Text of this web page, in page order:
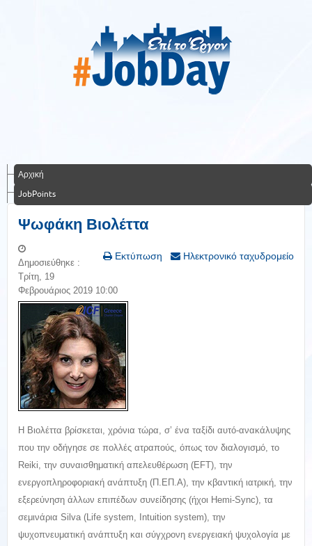
Αρχική
JobPoints
Ψωφάκη Βιολέττα
Εκτύπωση Ηλεκτρονικό ταχυδρομείο
Δημοσιεύθηκε :
Τρίτη, 19
Φεβρουάριος 2019 10:00
Η Βιολέττα βρίσκεται, χρόνια τώρα, σ’ ένα ταξίδι αυτό-ανακάλυψης
που την οδήγησε σε πολλές ατραπούς, όπως τον διαλογισμό, το
Reiki, την συναισθηματική απελευθέρωση (EFT), την
ενεργοπληροφοριακή ανάπτυξη (Π.ΕΠ.Α), την κβαντική ιατρική, την
εξερεύνηση άλλων επιπέδων συνείδησης (ήχοι Hemi-Sync), τα
σεμινάρια Silva (Life system, Intuition system), την
ψυχοπνευματική ανάπτυξη και σύγχρονη ενεργειακή ψυχολογία με